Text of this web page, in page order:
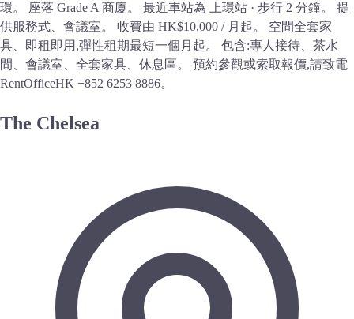
環。 座落 Grade A 商廈。 最近車站為 上環站 · 步行 2 分鐘。 提
供服務式、會議室。 收費由 HK$10,000 / 月起。 空間全套家
具、即租即用,彈性租期最短一個月起。 包含:專人接待、茶水
間、會議室、全套家具、休息區。 預約參觀或索取報價,請致電
RentOfficeHK +852 6253 8886。
The Chelsea